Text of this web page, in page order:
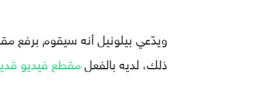
ويدّعي بيلونيل أنه سيقوم
ذلك، لديه بالفعلمقطع فيديو